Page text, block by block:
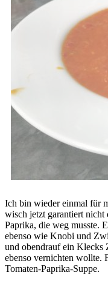
Ich bin wieder einmal für
wisch jetzt garantiert nicht
Paprika, die weg musste.
ebenso wie Knobi und
und obendrauf ein Klecks
ebenso vernichten wollte.
Tomaten-Paprika-Suppe.